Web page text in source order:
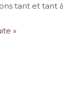
tant et tant
»